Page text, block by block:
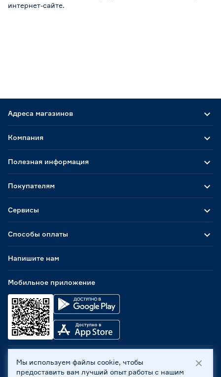
интернет-сайте.
Адреса магазинов
Способы оплаты
Мобильное приложение
Компания
Полезная информация
Покупателям
Сервисы
Напишите нам
ООО «Бауцентр Рус» 2004 -2026, 236029, г. Калининград,
ул. А.Невского, 205. ИНН 7702596813, КПП 390601001 ©
Мы используем файлы cookie, чтобы
предоставить вам лучший опыт работы с нашим